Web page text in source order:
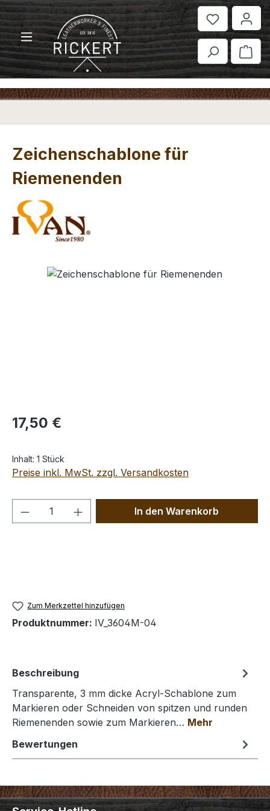
Zum Hauptinhalt springen
Zeichenschablone für
Riemenenden
Bildergalerie überspringen
Regulärer Preis:
17,50 €
Inhalt: 1 Stück
Preise inkl. MwSt. zzgl. Versandkosten
Produkt Anzahl: Gib denIn den Warenkorb
Zum Merkzettel hinzufügen
Produktnummer: IV_3604M-04
Beschreibung
Transparente, 3 mm dicke Acryl-Schablone zum
Markieren oder Schneiden von spitzen und runden
Riemenenden sowie zum Markieren… Mehr
Bewertungen